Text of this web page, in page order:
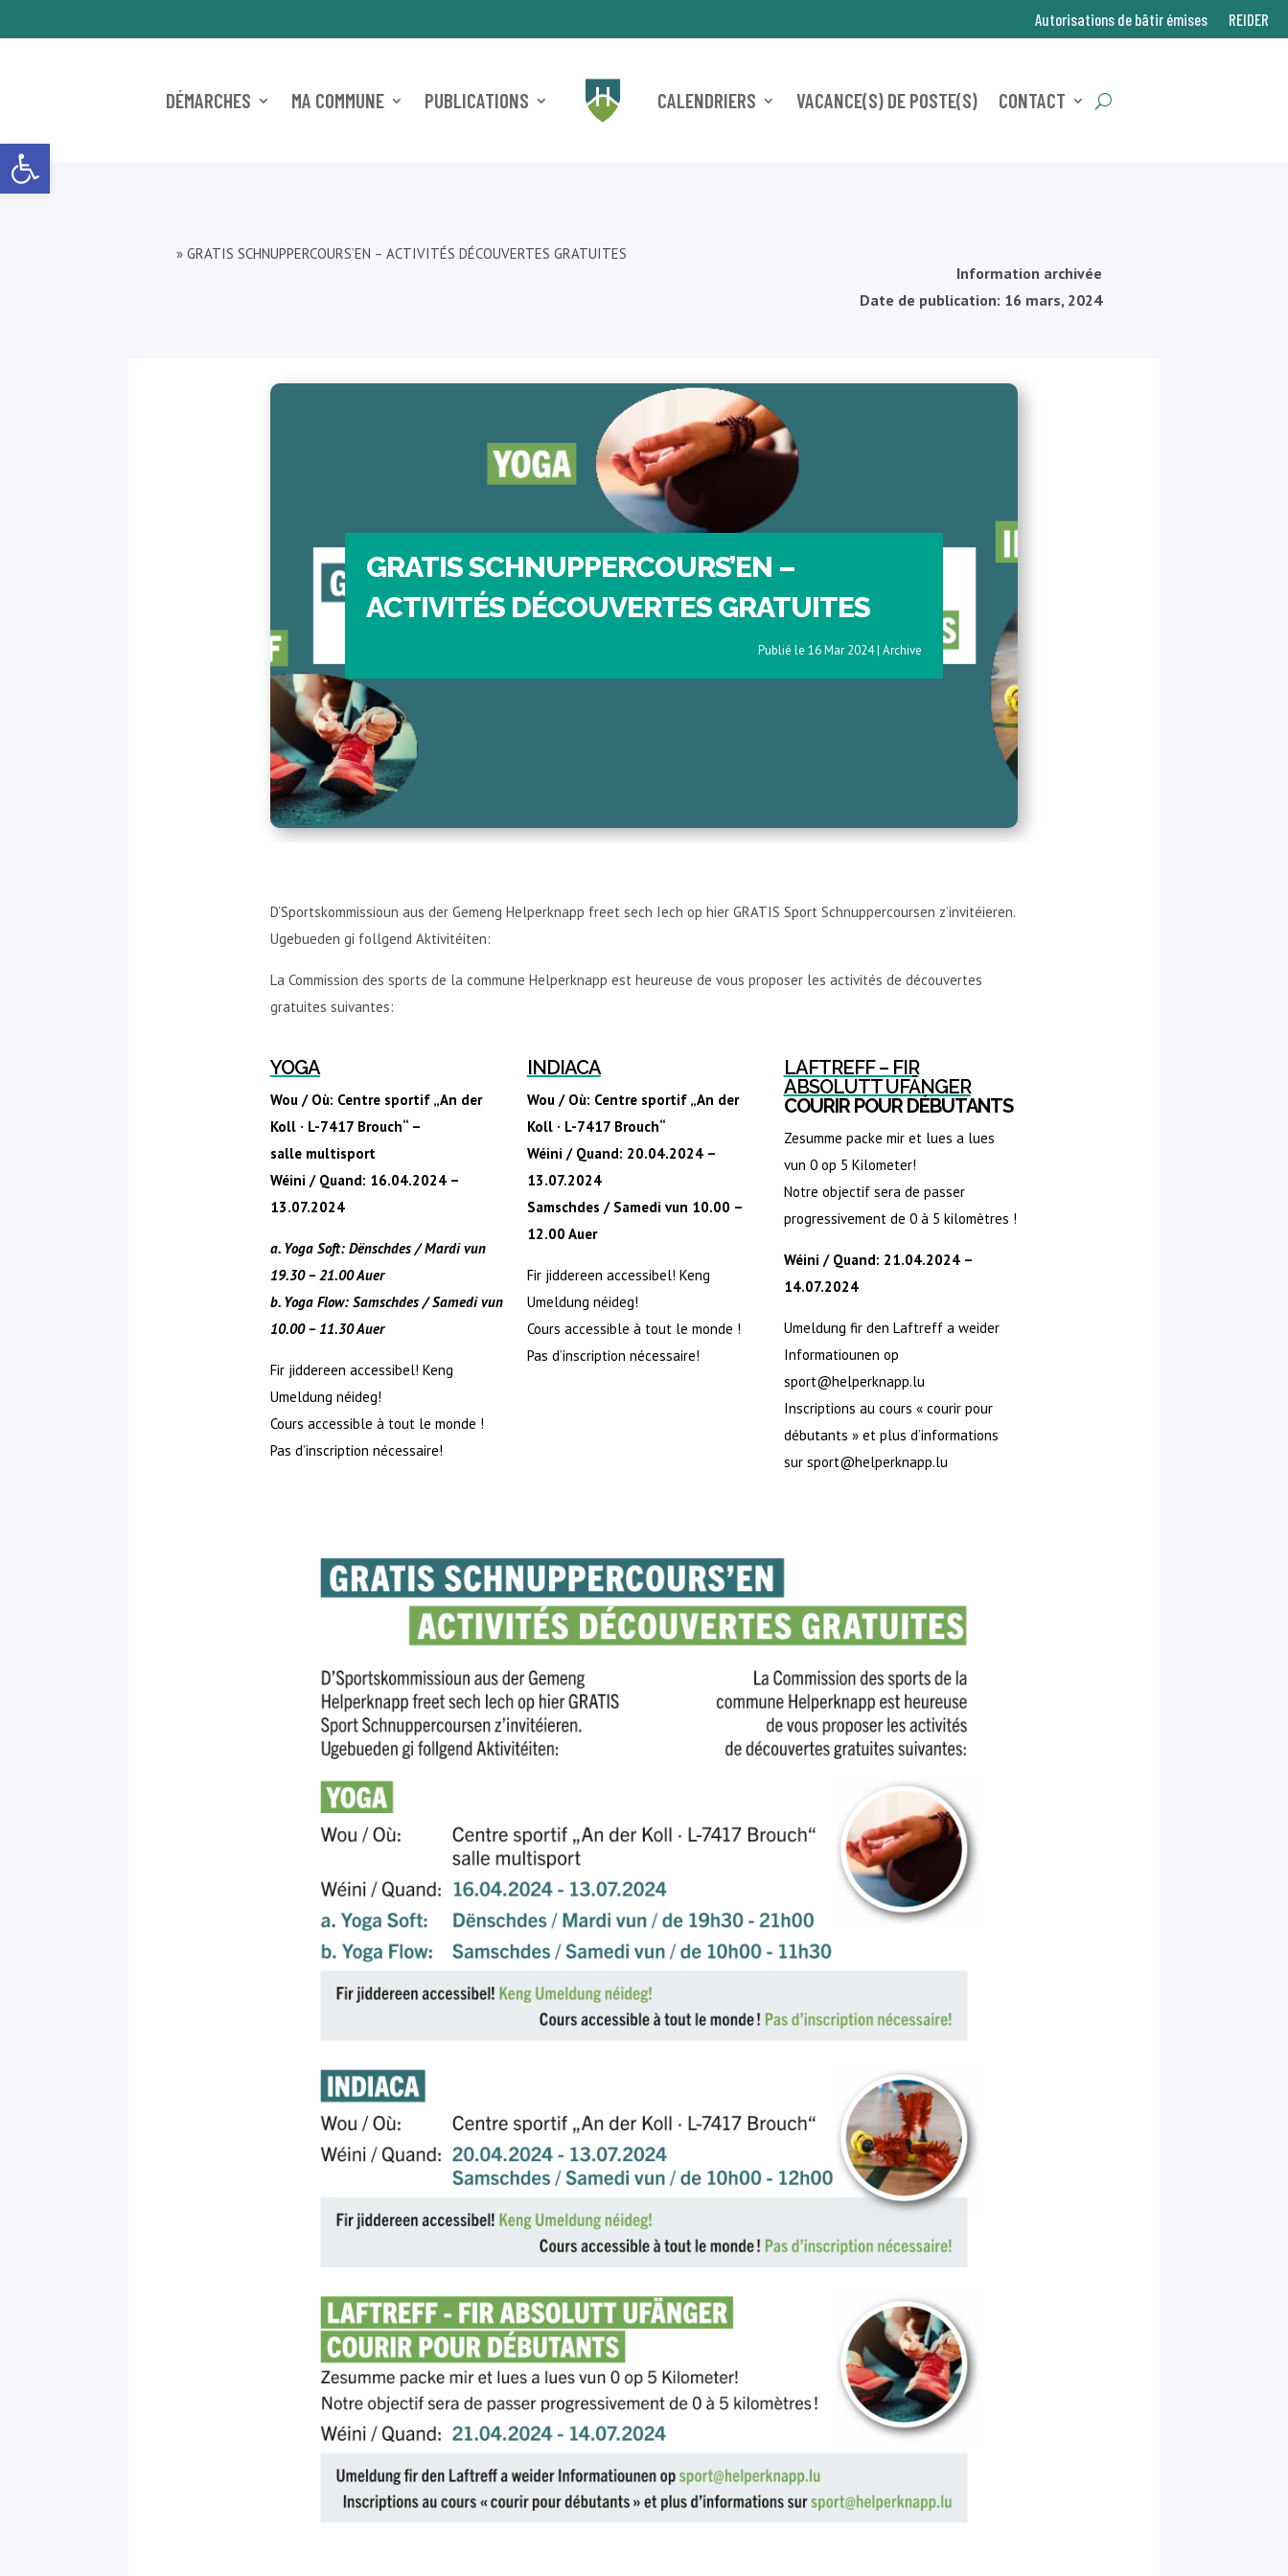
Ouvrir la barre d’outils
Autorisations de bâtir émises REIDER
DÉMARCHES MA COMMUNE PUBLICATIONS CALENDRIERS VACANCE(S) DE POSTE(S) CONTACT
» GRATIS SCHNUPPERCOURS’EN – ACTIVITÉS DÉCOUVERTES GRATUITES
Information archivée
Date de publication: 16 mars, 2024
GRATIS SCHNUPPERCOURS’EN –
ACTIVITÉS DÉCOUVERTES GRATUITES
16 Mar 2024| Archive
D’Sportskommissioun aus der Gemeng Helperknapp freet sech Iech op hier GRATIS Sport Schnuppercoursen z’invitéieren.
Ugebueden gi follgend Aktivitéiten:
La Commission des sports de la commune Helperknapp est heureuse de vous proposer les activités de découvertes
gratuites suivantes:
YOGA
Wou / Où: Centre sportif „An der
Koll · L-7417 Brouch“ –
salle multisport
Wéini / Quand: 16.04.2024 –
13.07.2024
a. Yoga Soft: Dënschdes / Mardi vun
19.30 – 21.00 Auer
b. Yoga Flow: Samschdes / Samedi vun
10.00 – 11.30 Auer
Fir jiddereen accessibel! Keng
Umeldung néideg!
Cours accessible à tout le monde !
Pas d’inscription nécessaire!
INDIACA
Wou / Où: Centre sportif „An der
Koll · L-7417 Brouch“
Wéini / Quand: 20.04.2024 –
13.07.2024
Samschdes / Samedi vun 10.00 –
12.00 Auer
Fir jiddereen accessibel! Keng
Umeldung néideg!
Cours accessible à tout le monde !
Pas d’inscription nécessaire!
LAFTREFF – FIR
ABSOLUTT UFÄNGER
COURIR POUR DÉBUTANTS
Zesumme packe mir et lues a lues
vun 0 op 5 Kilometer!
Notre objectif sera de passer
progressivement de 0 à 5 kilomètres !
Wéini / Quand: 21.04.2024 –
14.07.2024
Umeldung fir den Laftreff a weider
Informatiounen op
sport@helperknapp.lu
Inscriptions au cours « courir pour
débutants » et plus d’informations
sur sport@helperknapp.lu